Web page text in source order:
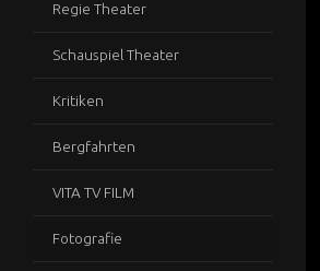
Regie Theater
Schauspiel Theater
Kritiken
Bergfahrten
VITA TV FILM
Fotografie